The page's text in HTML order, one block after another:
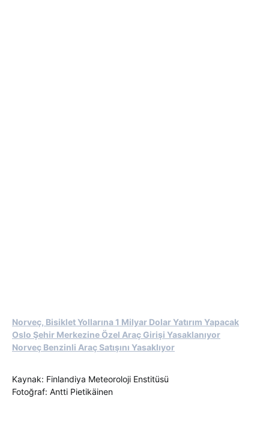
Norveç, Bisiklet Yollarına 1 Milyar Dolar Yatırım Yapacak
Oslo Şehir Merkezine Özel Araç Girişi Yasaklanıyor
Norveç Benzinli Araç Satışını Yasaklıyor
Kaynak: Finlandiya Meteoroloji Enstitüsü
Fotoğraf: Antti Pietikäinen